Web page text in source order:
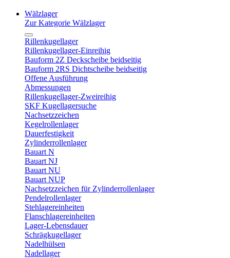
Wälzlager
Zur Kategorie Wälzlager
Rillenkugellager
Rillenkugellager-Einreihig
Bauform 2Z Deckscheibe beidseitig
Bauform 2RS Dichtscheibe beidseitig
Offene Ausführung
Abmessungen
Rillenkugellager-Zweireihig
SKF Kugellagersuche
Nachsetzzeichen
Kegelrollenlager
Dauerfestigkeit
Zylinderrollenlager
Bauart N
Bauart NJ
Bauart NU
Bauart NUP
Nachsetzzeichen für Zylinderrollenlager
Pendelrollenlager
Stehlagereinheiten
Flanschlagereinheiten
Lager-Lebensdauer
Schrägkugellager
Nadelhülsen
Nadellager